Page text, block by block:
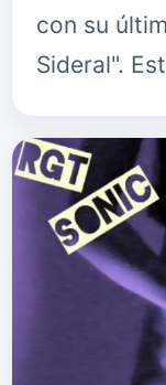
con su
Sideral".
perdido en